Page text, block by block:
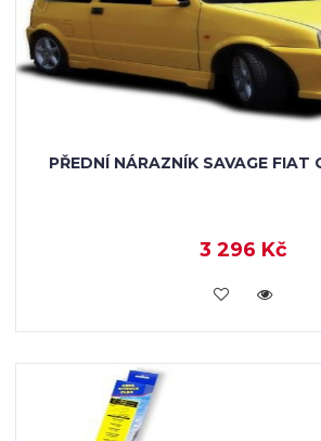
PŘEDNÍ NÁRAZNÍK SAVAGE FIAT
3 296 Kč
KOUPIT